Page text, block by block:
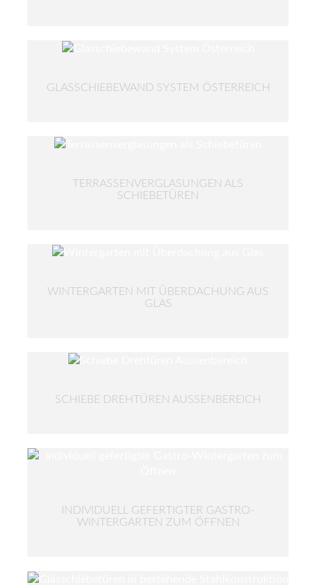
GLASSCHIEBEWAND SYSTEM ÖSTERREICH
TERRASSENVERGLASUNGEN ALS
SCHIEBETÜREN
WINTERGARTEN MIT ÜBERDACHUNG AUS
GLAS
SCHIEBE DREHTÜREN AUSSENBEREICH
INDIVIDUELL GEFERTIGTER GASTRO-
WINTERGARTEN ZUM ÖFFNEN